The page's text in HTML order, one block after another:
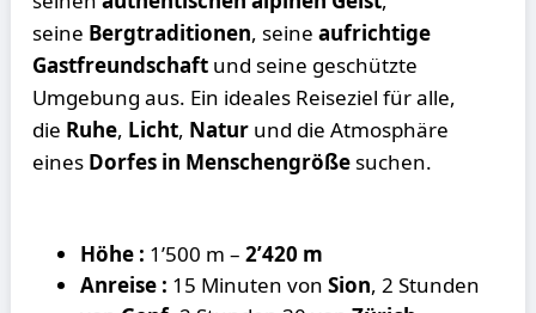
seine Bergtraditionen, seineaufrichtige
Gastfreundschaft und seine geschützte
Umgebung aus. Ein ideales Reiseziel für alle,
die Ruhe, Licht, Natur und die Atmosphäre
eines Dorfes in Menschengrößesuchen.
Höhe : 1’500 m –2’420 m
Anreise : 15 Minuten vonSion, 2 Stunden